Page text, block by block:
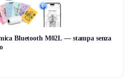
Bluetooth M02L — stampa senza